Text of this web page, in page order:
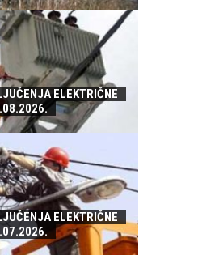
ELEKTRIČNE
ELEKTRIČNE